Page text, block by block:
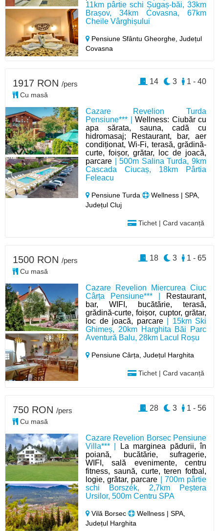
11km pârtie schi Șugaș-băi, 33km
Brașov, 34km Covasna, 67km
Cheile Vârghișului
Pensiune Sfântu Gheorghe,Județul
Covasna
Cazare Revelion Turda
Pensiune*** |Wellness: Ciubăr cu
apa sărata, sauna, cadă cu
hidromasaj; Restaurant, bar, aer
condiționat, Wi-Fi, terasă, grădină-
curte, foișor, grătar, loc de joacă,
parcare | 500m Salina Turda, 9km
Cascada Ciucaș, 18km Pârtia
Feleacu
Pensiune Turda
Wellness | SPA,
Județul Cluj
Tichet | Card vacanță
1917 RON /pers
Cu masă
1 - 40
3
14
Cazare Revelion Miercurea Ciuc
Cârța Pensiune*** |
Restaurant,
bar, WIFI, bucătărie, terasă,
grădină-curte, foișor, cuptor, grătar,
loc de joacă, parcare| 15km Ski
Ghimeș, 20km Harghita Băi Parc
Aventură Balu, 28km Lacul Roșu
Pensiune Cârța,Județul Harghita
Tichet | Card vacanță
1500 RON /pers
Cu masă
1 - 65
3
18
Cazare Revelion Borsec Pensiune
Villa*** |
La marginea pădurii, în
poiană, bucătărie, sufragerie,
WIFI, sală evenimente, centru
fitness, saună, curte, teren fotbal,
logie, grătar, parcare | 700m pârtie
schi Borszék, 2,7km Peștera
Ursilor, 500m Centru SPA
Vilă Borsec
Wellness | SPA,
Județul Harghita
750 RON /pers
Cu masă
1 - 56
3
28